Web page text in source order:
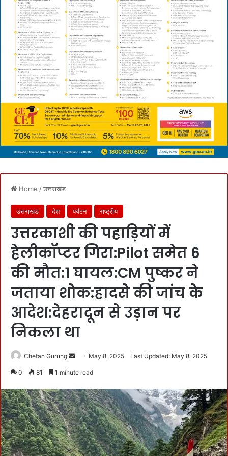
Home /उत्तराखंड
उत्तराखंड देश पर्यटन राष्ट्रीय
उत्तरकाशी की पहाड़ियों में
हेलीकॉप्टर गिरा:Pilot समेत 6
की मौत:1 घायल:CM पुष्कर ने
जताया शोक:हादसे की जांच के
आदेश:देहरादून से उड़ान पर
निकला था
Chetan Gurung
d
a
n
e
m
a
May 8, 2025 Last Updated: May 8, 2025
0 81 1 minute read